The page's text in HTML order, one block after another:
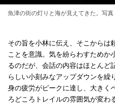
魚津の街の灯りと海が見えてきた。写
その旨を小林に伝え、そこからは
ことを意識。気を紛らわすためか
るのだが、会話の内容はほとんど
らしい小刻みなアップダウンを繰
身の疲労がピークに達し、大きく
ろどころトレイルの雰囲気が変わ